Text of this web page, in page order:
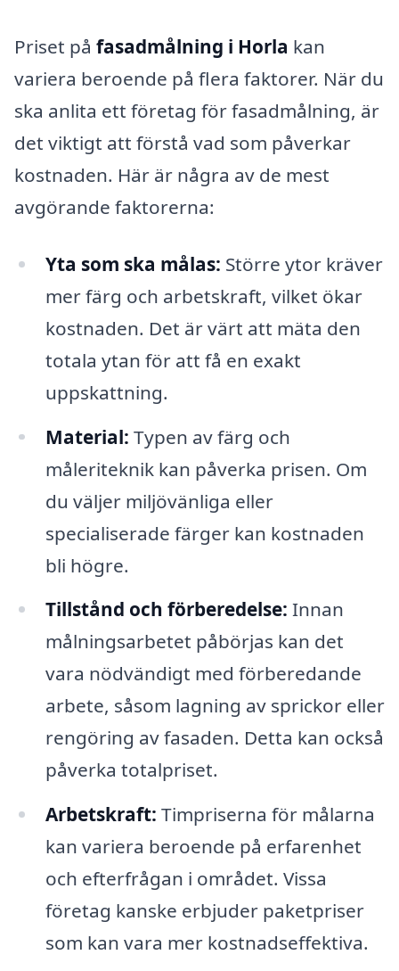
Priset på fasadmålning i Horla kan
variera beroende på flera faktorer. När du
ska anlita ett företag för fasadmålning, är
det viktigt att förstå vad som påverkar
kostnaden. Här är några av de mest
avgörande faktorerna:
Yta som ska målas: Större ytor kräver
mer färg och arbetskraft, vilket ökar
kostnaden. Det är värt att mäta den
totala ytan för att få en exakt
uppskattning.
Material: Typen av färg och
måleriteknik kan påverka prisen. Om
du väljer miljövänliga eller
specialiserade färger kan kostnaden
bli högre.
Tillstånd och förberedelse: Innan
målningsarbetet påbörjas kan det
vara nödvändigt med förberedande
arbete, såsom lagning av sprickor eller
rengöring av fasaden. Detta kan också
påverka totalpriset.
Arbetskraft: Timpriserna för målarna
kan variera beroende på erfarenhet
och efterfrågan i området. Vissa
företag kanske erbjuder paketpriser
som kan vara mer kostnadseffektiva.